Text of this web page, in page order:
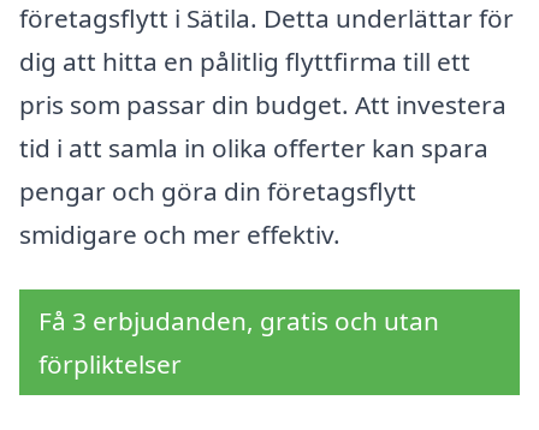
företagsflytt i Sätila. Detta underlättar för
dig att hitta en pålitlig flyttfirma till ett
pris som passar din budget. Att investera
tid i att samla in olika offerter kan spara
pengar och göra din företagsflytt
smidigare och mer effektiv.
Få 3 erbjudanden, gratis och utan
förpliktelser